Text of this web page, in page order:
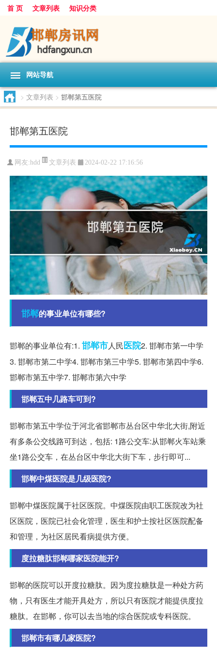
首 页 文章列表 知识分类
网站导航
> 文章列表 > 邯郸第五医院
邯郸第五医院
网友:hdd 文章列表 2024-02-22 17:16:56
邯郸的事业单位有哪些?
邯郸的事业单位有:1. 邯郸市人民医院2. 邯郸市第一中学
3. 邯郸市第二中学4. 邯郸市第三中学5. 邯郸市第四中学6.
邯郸市第五中学7. 邯郸市第六中学
邯郸五中几路车可到?
邯郸市第五中学位于河北省邯郸市丛台区中华北大街,附近
有多条公交线路可到达，包括: 1路公交车:从邯郸火车站乘
坐1路公交车，在丛台区中华北大街下车，步行即可...
邯郸中煤医院是几级医院?
邯郸中煤医院属于社区医院。中煤医院由职工医院改为社
区医院，医院已社会化管理，医生和护士按社区医院配备
和管理，为社区居民看病提供方便。
度拉糖肽邯郸哪家医院能开?
邯郸的医院可以开度拉糖肽。因为度拉糖肽是一种处方药
物，只有医生才能开具处方，所以只有医院才能提供度拉
糖肽。在邯郸，你可以去当地的综合医院或专科医院。
邯郸市有哪几家医院?